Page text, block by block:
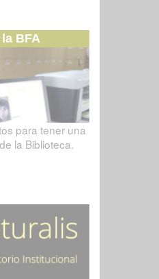
BFA
para tener una
la Biblioteca.